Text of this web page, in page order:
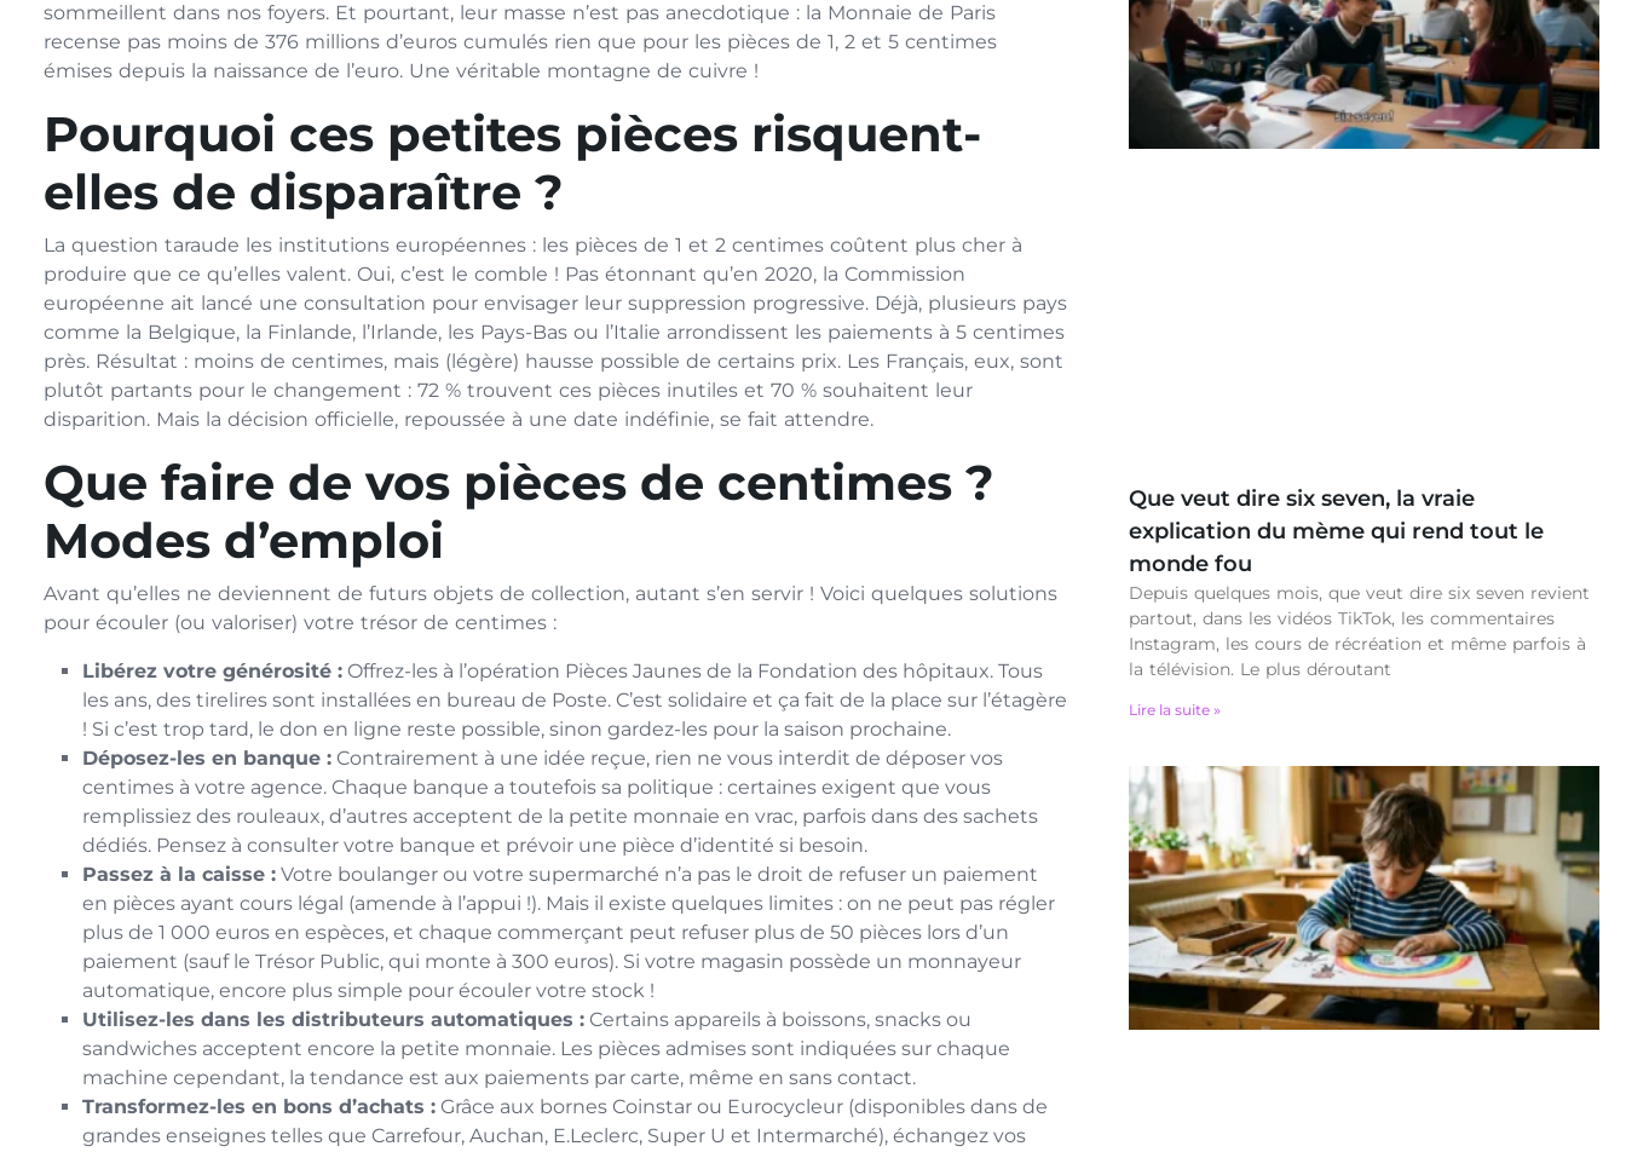
Que veut dire six seven, la vraie
explication du mème qui rend tout le
monde fou
Depuis quelques mois, que veut dire six seven revient
partout, dans les vidéos TikTok, les commentaires
Instagram, les cours de récréation et même parfois à
la télévision. Le plus déroutant
Lire la suite »
sommeillent dans nos foyers. Et pourtant, leur masse n’est pas anecdotique : la Monnaie de Paris
recense pas moins de 376 millions d’euros cumulés rien que pour les pièces de 1, 2 et 5 centimes
émises depuis la naissance de l’euro. Une véritable montagne de cuivre !
Pourquoi ces petites pièces risquent-
elles de disparaître ?
La question taraude les institutions européennes : les pièces de 1 et 2 centimes coûtent plus cher à
produire que ce qu’elles valent. Oui, c’est le comble ! Pas étonnant qu’en 2020, la Commission
européenne ait lancé une consultation pour envisager leur suppression progressive. Déjà, plusieurs pays
comme la Belgique, la Finlande, l’Irlande, les Pays-Bas ou l’Italie arrondissent les paiements à 5 centimes
près. Résultat : moins de centimes, mais (légère) hausse possible de certains prix. Les Français, eux, sont
plutôt partants pour le changement : 72 % trouvent ces pièces inutiles et 70 % souhaitent leur
disparition. Mais la décision officielle, repoussée à une date indéfinie, se fait attendre.
Que faire de vos pièces de centimes ?
Modes d’emploi
Avant qu’elles ne deviennent de futurs objets de collection, autant s’en servir ! Voici quelques solutions
pour écouler (ou valoriser) votre trésor de centimes :
Libérez votre générosité : Offrez-les à l’opération Pièces Jaunes de la Fondation des hôpitaux. Tous
les ans, des tirelires sont installées en bureau de Poste. C’est solidaire et ça fait de la place sur l’étagère
! Si c’est trop tard, le don en ligne reste possible, sinon gardez-les pour la saison prochaine.
Déposez-les en banque : Contrairement à une idée reçue, rien ne vous interdit de déposer vos
centimes à votre agence. Chaque banque a toutefois sa politique : certaines exigent que vous
remplissiez des rouleaux, d’autres acceptent de la petite monnaie en vrac, parfois dans des sachets
dédiés. Pensez à consulter votre banque et prévoir une pièce d’identité si besoin.
Passez à la caisse : Votre boulanger ou votre supermarché n’a pas le droit de refuser un paiement
en pièces ayant cours légal (amende à l’appui !). Mais il existe quelques limites : on ne peut pas régler
plus de 1 000 euros en espèces, et chaque commerçant peut refuser plus de 50 pièces lors d’un
paiement (sauf le Trésor Public, qui monte à 300 euros). Si votre magasin possède un monnayeur
automatique, encore plus simple pour écouler votre stock !
Utilisez-les dans les distributeurs automatiques : Certains appareils à boissons, snacks ou
sandwiches acceptent encore la petite monnaie. Les pièces admises sont indiquées sur chaque
machine cependant, la tendance est aux paiements par carte, même en sans contact.
Transformez-les en bons d’achats : Grâce aux bornes Coinstar ou Eurocycleur (disponibles dans de
grandes enseignes telles que Carrefour, Auchan, E.Leclerc, Super U et Intermarché), échangez vos